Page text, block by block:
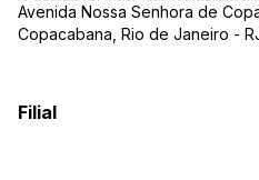
Avenida Nossa Senhora de
Copacabana, Rio de Janeiro -
Filial